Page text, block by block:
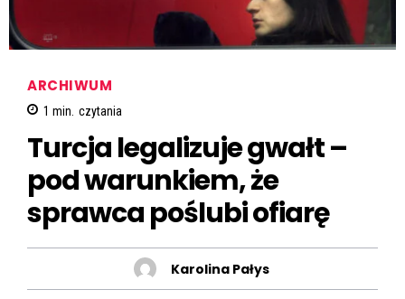
ARCHIWUM
1 min. czytania
Turcja legalizuje gwałt –
pod warunkiem, że
sprawca poślubi ofiarę
Karolina Pałys